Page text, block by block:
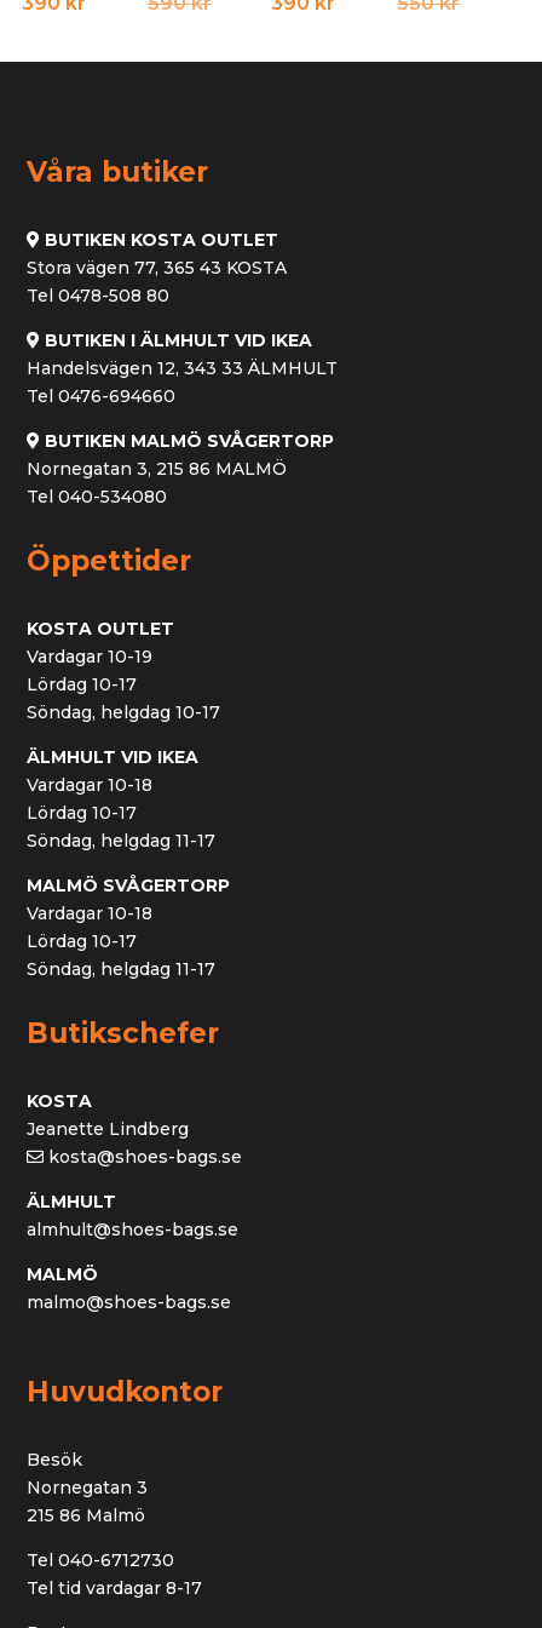
Våra butiker
BUTIKEN KOSTA OUTLET
Stora vägen 77, 365 43 KOSTA
Tel 0478-508 80
BUTIKEN I ÄLMHULT VID IKEA
Handelsvägen 12, 343 33 ÄLMHULT
Tel 0476-694660
BUTIKEN MALMÖ SVÅGERTORP
Nornegatan 3, 215 86 MALMÖ
Tel 040-534080
Öppettider
KOSTA OUTLET
Vardagar 10-19
Lördag 10-17
Söndag, helgdag 10-17
ÄLMHULT VID IKEA
Vardagar 10-18
Lördag 10-17
Söndag, helgdag 11-17
MALMÖ SVÅGERTORP
Vardagar 10-18
Lördag 10-17
Söndag, helgdag 11-17
Butikschefer
KOSTA
Jeanette Lindberg
kosta@shoes-bags.se
ÄLMHULT
almhult@shoes-bags.se
MALMÖ
malmo@shoes-bags.se
Huvudkontor
Besök
Nornegatan 3
215 86 Malmö
Tel 040-6712730
Tel tid vardagar 8-17